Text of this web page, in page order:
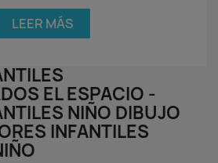
una función práctica esencial:
privacidad y ayudan a crear
y acogedor. Perfectos para
y están fabricados con
duraderos y fáciles de
y alegres que estimulan
LEER MÁS
EL ESPACIO -
NIÑO DIBUJO
INFANTILES